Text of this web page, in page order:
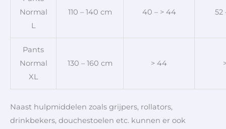
Normal
L
110 – 140 cm 40 – > 44 52
Pants
Normal
XL
130 – 160 cm > 44
Naast hulpmiddelen zoals grijpers, rollators,
drinkbekers, douchestoelen etc. kunnen er ook